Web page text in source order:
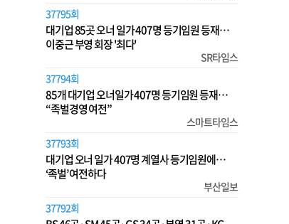
37795회
대기업 85곳 오너 일가 407명 등기임원 등재…
이중근 부영 회장 '최다'
SR타임스
37794회
85개 대기업 오너일가 407명 등기임원 등재…
“족벌경영 여전”
스마트타임스
37793회
대기업 오너 일가 407명 계열사 등기임원에…
‘족벌’ 여전하다
부산일보
37792회